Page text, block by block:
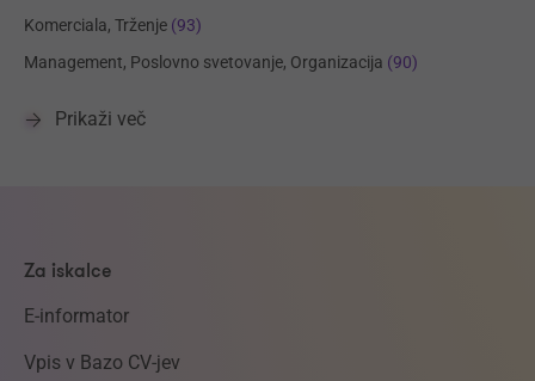
Komerciala, Trženje (93)
Management, Poslovno svetovanje, Organizacija (90)
Prikaži več
Za iskalce
E-informator
Vpis v Bazo CV-jev